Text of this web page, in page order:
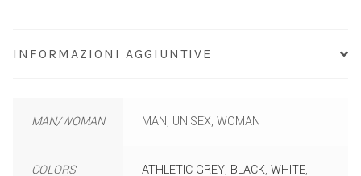
INFORMAZIONI AGGIUNTIVE
MAN/WOMAN MAN, UNISEX, WOMAN
COLORS ATHLETIC GREY, BLACK, WHITE,